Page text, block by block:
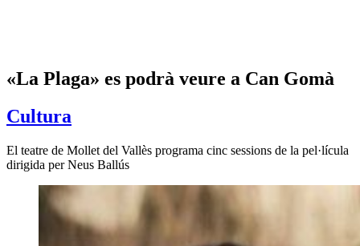
«La Plaga» es podrà veure a Can Gomà
Cultura
El teatre de Mollet del Vallès programa cinc sessions de la pel·lícula
dirigida per Neus Ballús